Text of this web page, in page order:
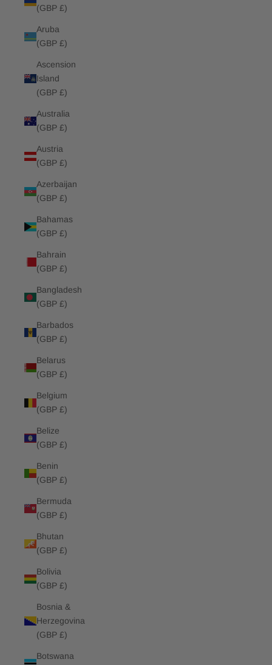
(GBP £)
Aruba
(GBP £)
Ascension
Island
(GBP £)
Australia
(GBP £)
Austria
(GBP £)
Azerbaijan
(GBP £)
Bahamas
(GBP £)
Bahrain
(GBP £)
Bangladesh
(GBP £)
Barbados
(GBP £)
Belarus
(GBP £)
Belgium
(GBP £)
Belize
(GBP £)
Benin
(GBP £)
Bermuda
(GBP £)
Bhutan
(GBP £)
Bolivia
(GBP £)
Bosnia &
Herzegovina
(GBP £)
Botswana